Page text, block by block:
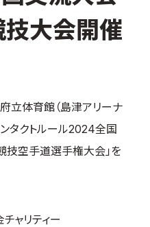
のご案内
館の概要
道連盟について
のお知らせ
技大会開催
立体育館（島津アリーナ
タクトルール2024全国
技空手道選手権大会」を
ャリティー